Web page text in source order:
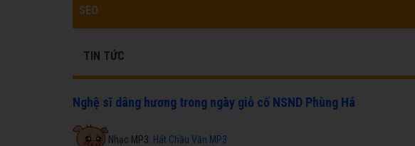
SEO
TIN TỨC
Nghệ sĩ dâng hương trong ngày giỗ cố NSND Phùng Há
Nhạc MP3: Hát Chầu Văn MP3